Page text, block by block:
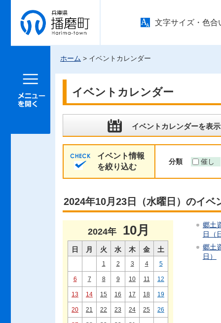
兵庫県 播
磨町
文字サイズ・色合
メニュー
ホーム > イベントカレンダー
イベントカレンダー
イベントカレンダーを表示
イベント情報
を絞り込む
分類 催し
2024年10月23日（水曜日）のイベ
2024年 10月
日 月 火 水 木 金 土
1 2 3 4 5
6 7 8 9 10 11 12
13 14 15 16 17 18 19
20 21 22 23 24 25 26
郷土
日（
郷土
日）